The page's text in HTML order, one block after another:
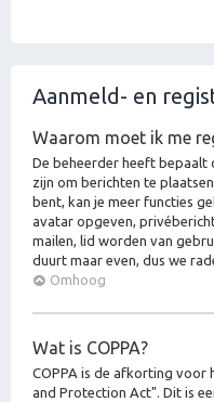
Aanmeld- en
Waarom moet ik me
De beheerder heeft
zijn om berichten te
bent, kan je meer functies
avatar opgeven,
mailen, lid worden van
duurt maar even, dus we
Omhoog
Wat is COPPA?
COPPA is de afkorting voor
and Protection Act". Dit is